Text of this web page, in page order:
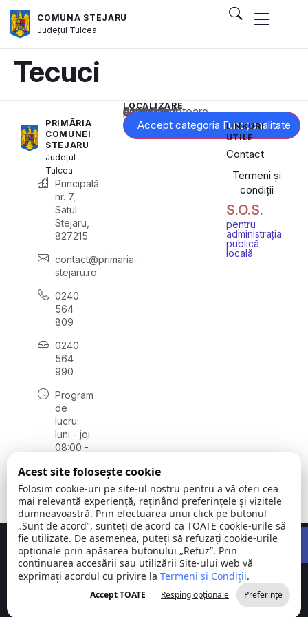
COMUNA STEJARU
Județul Tulcea
Tecuci
PRIMĂRIA
COMUNEI
STEJARU
Județul
Tulcea
Principală
nr. 7,
Satul
Stejaru,
827215
contact@primaria-
stejaru.ro
0240
564
809
0240
564
990
Program
de
lucru:
luni - joi
08:00 -
vineri
08:00 -
14:00
LOCALIZARE
Acest conținut este blocat până când acceptați categoria corespunzătoare de cookie-uri.
Accept categoria Funcționalitate
LINKURI
UTILE
Contact
Termeni și
condiții
S.O.S.
pentru
administrația
publică
locală
Comuna
Stejaru |
județul Tulcea
©
2026
Toate
drepturile
rezervate
Concept realizat deBig Media Relații Publice SRL
Acest site folosește cookie
Folosim cookie-uri pe site-ul nostru pentru a vă oferi cea
mai relevantă experiență, reținând preferințele și vizitele
dumneavoastră. Prin efectuarea unui click pe butonul
„Sunt de acord”, sunteți de acord ca TOATE cookie-urile să
fie utilizate. De asemenea, puteți să refuzați cookie-urile
opționale prin apăsarea butonului „Refuz”. Prin
continuarea accesării sau utilizării Site-ului web vă
exprimați acordul cu privire la Termeni și Condiții.
Accept TOATE Resping opționale Preferințe